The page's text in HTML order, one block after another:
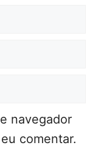
navegador
comentar.